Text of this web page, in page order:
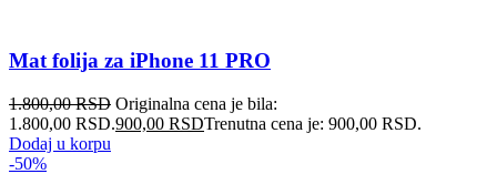
Mat folija za iPhone 11 PRO
1.800,00RSD Originalna cena je bila:
1.800,00 RSD.900,00 RSDTrenutna cena je: 900,00 RSD.
Dodaj u korpu
-50%